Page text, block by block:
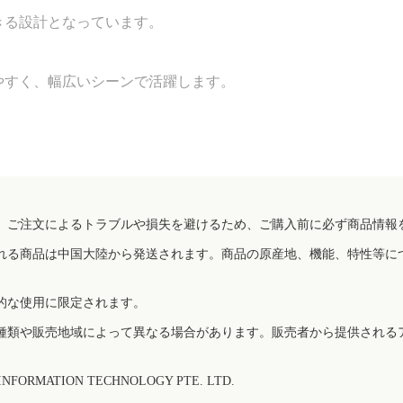
設計となっています。
く、幅広いシーンで活躍します。
注文によるトラブルや損失を避けるため、ご購入前に必ず商品情
商品は中国大陸から発送されます。商品の原産地、機能、特性等
使用に限定されます。
や販売地域によって異なる場合があります。販売者から提供され
TECHNOLOGY PTE. LTD.